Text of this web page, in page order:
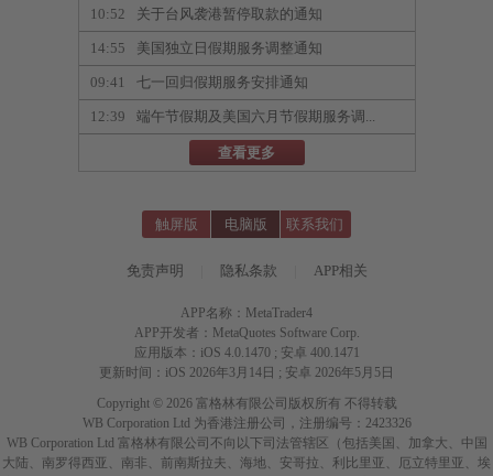
10:52 关于台风袭港暂停取款的通知
14:55 美国独立日假期服务调整通知
09:41 七一回归假期服务安排通知
12:39 端午节假期及美国六月节假期服务调...
查看更多
触屏版 电脑版 联系我们
免责声明 隐私条款 APP相关
APP名称：MetaTrader4
APP开发者：MetaQuotes Software Corp.
应用版本：iOS 4.0.1470 ; 安卓 400.1471
更新时间：iOS 2026年3月14日 ; 安卓 2026年5月5日
Copyright © 2026 富格林有限公司版权所有 不得转载
WB Corporation Ltd 为香港注册公司，注册编号：2423326
WB Corporation Ltd 富格林有限公司不向以下司法管辖区（包括美国、加拿大、中国
大陆、南罗得西亚、南非、前南斯拉夫、海地、安哥拉、利比里亚、厄立特里亚、埃